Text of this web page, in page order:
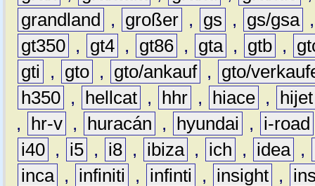
grandland
, großer , gs , gs/gsa
gt350 , gt4 , gt86 , gta , gtb ,
gti
, gto , gto/ankauf ,
gto/
h350 , hellcat , hhr , hiace ,
hijet
,
hr-v , huracán , hyundai ,
i-road
i40 , i5 , i8 , ibiza , ich , idea ,
inca , infiniti , infinti , insight ,